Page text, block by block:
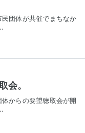
団体が共催でまちなか
会。
からの要望聴取会が開